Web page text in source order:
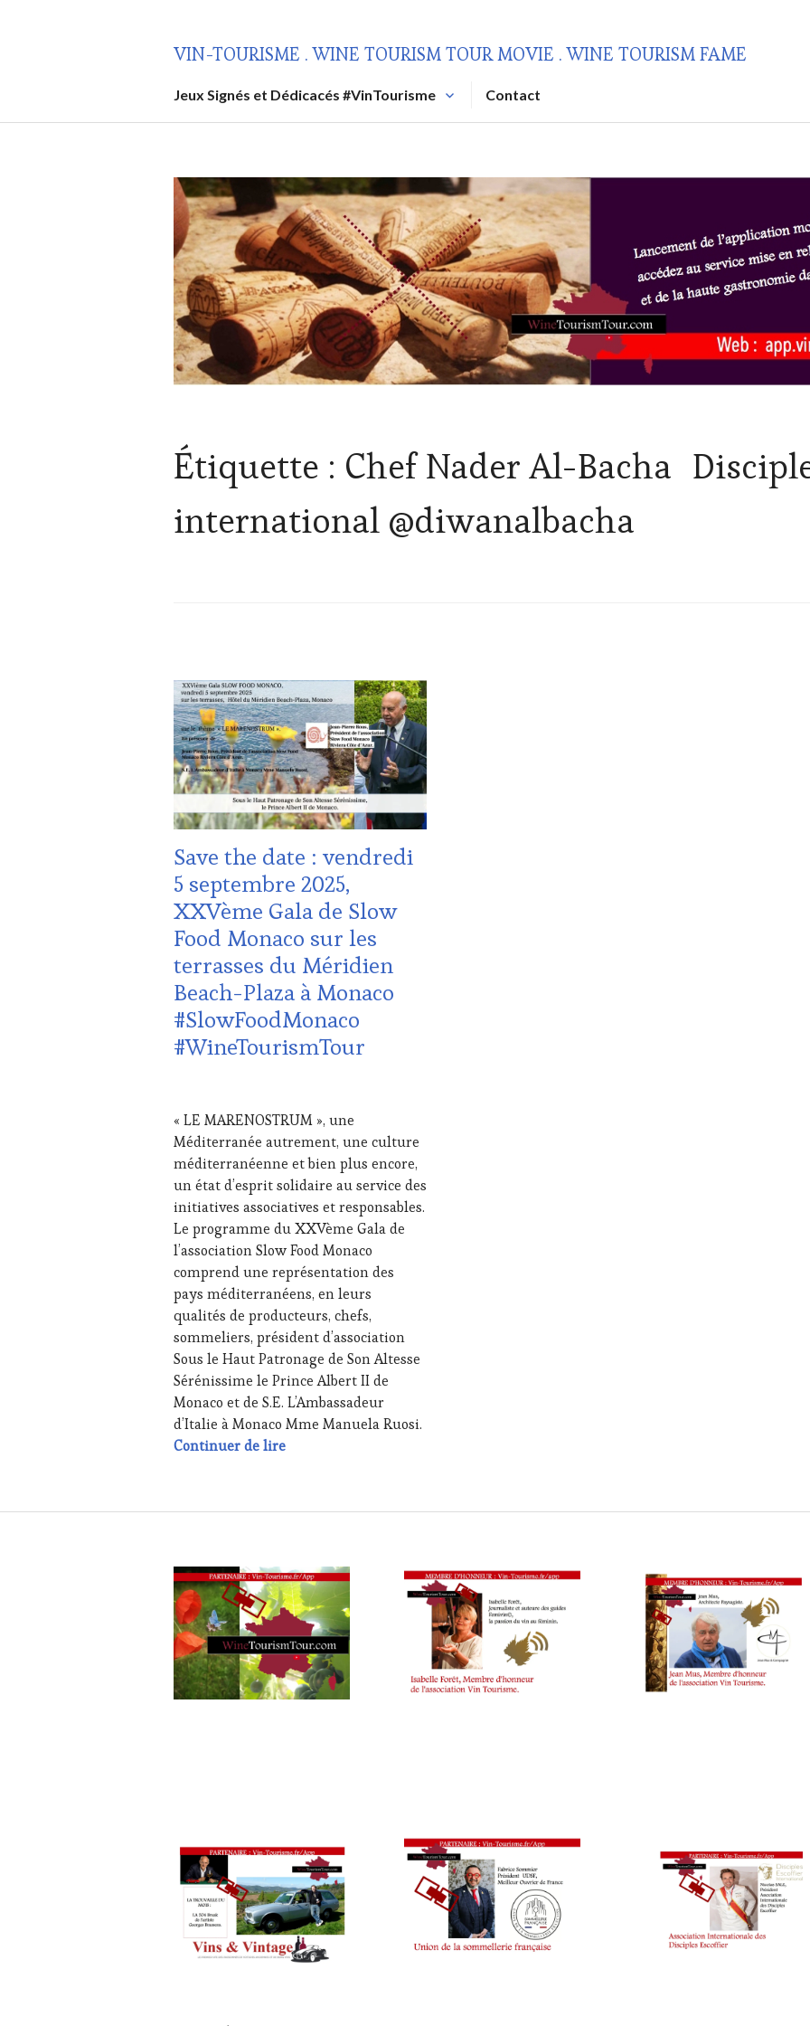
VIN-TOURISME . WINE TOURISM TOUR MOVIE . WINE TOURISM FAME
Jeux Signés et Dédicacés #VinTourisme Contact
Étiquette : Chef Nader Al-Bacha
international @diwanalbacha
CLUB
:
WINE
TASTING
VOUCHER,
CULTURAL
GUEST,
DOMAINE
VITICOLE,
ADHÉRENT,
VIN
TOURISME,
EDITION
LES
CLÉS
DU
VIN
ET
DE
LA
HAUTE
HOST ,
INVITATIONS
&
DÉGUSTATIONS,
WINE
TASTING,
JEU ,
LIVE
STREAMING ,
MÉDIAS,
PRESSE
ÉCRITE,
RADIO,
TV,
WEB,
OENOTOURISME,
PARTENAIRES
VIN
TOURISME,
SOMMELIER,
SALONS
INTERNATIONAUX,
TASTING
MOVIE
VIGNOBLES ,
WINE
TASTING
WINE
TOURISM
TOUR
MOVIE,
WINETASTINGVOUCHER.COM
Save the date : vendredi
5 septembre 2025,
XXVème Gala de Slow
Food Monaco sur les
terrasses du Méridien
Beach-Plaza à Monaco
#SlowFoodMonaco
#WineTourismTour
2025
« LE MARENOSTRUM », une
Méditerranée autrement, une culture
méditerranéenne et bien plus encore,
un état d’esprit solidaire au service des
initiatives associatives et responsables.
Le programme du XXVème Gala de
l’association Slow Food Monaco
comprend une représentation des
pays méditerranéens, en leurs
qualités de producteurs, chefs,
sommeliers, président d’association
Sous le Haut Patronage de Son Altesse
Sérénissime le Prince Albert II de
Monaco et de S.E. L’Ambassadeur
d’Italie à Monaco Mme Manuela Ruosi.
Continuer de lireSave the date : vendredi 5 septembre 2025, XXVème Gala de Slow Food